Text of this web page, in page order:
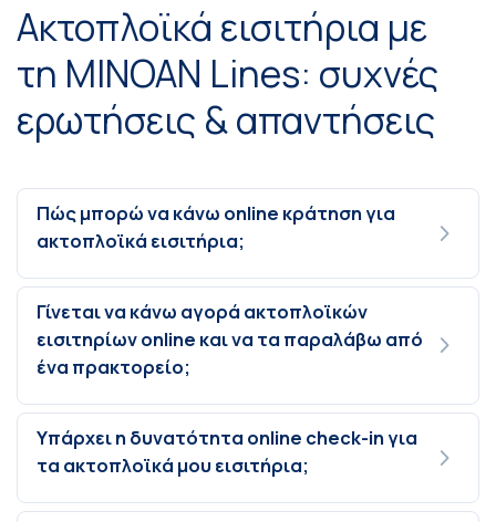
Ακτοπλοϊκά εισιτήρια με
τη MINOAN Lines: συχνές
ερωτήσεις & απαντήσεις
Πώς μπορώ να κάνω online κράτηση για
ακτοπλοϊκά εισιτήρια;
Γίνεται να κάνω αγορά ακτοπλοϊκών
εισιτηρίων online και να τα παραλάβω από
ένα πρακτορείο;
Υπάρχει η δυνατότητα online check-in για
τα ακτοπλοϊκά μου εισιτήρια;